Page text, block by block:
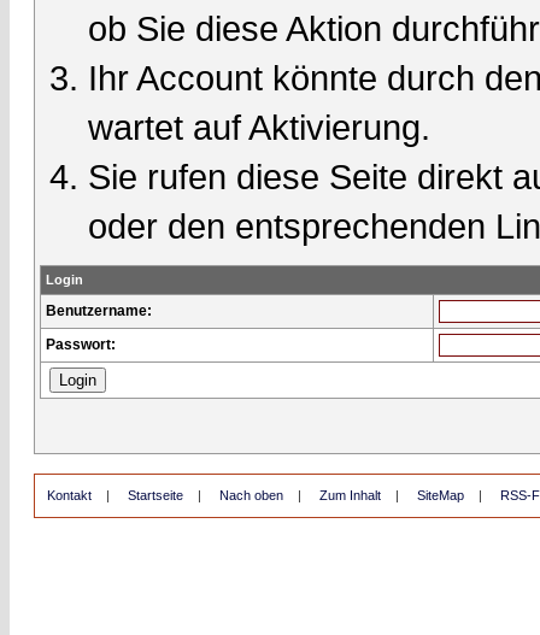
ob Sie diese Aktion
Ihr Account könnte durch
wartet auf Aktivierung.
Sie rufen diese Seite direkt
oder den entsprechenden
Login
Benutzername:
Passwort:
Kontakt | Startseite | Nach oben | Zum Inhalt | SiteMap | RSS-